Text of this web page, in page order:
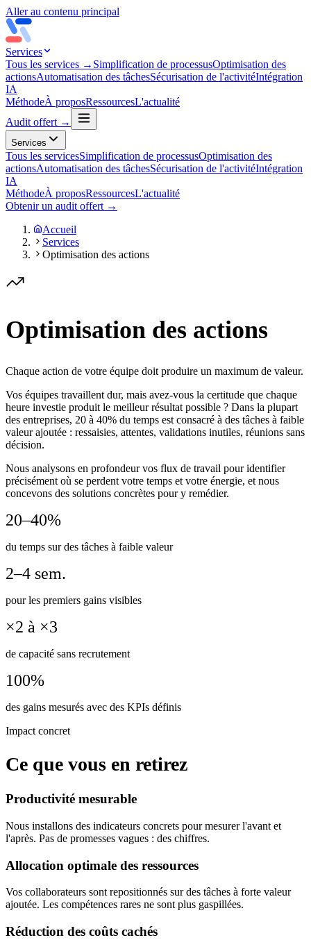
Aller au contenu principal
Services
Tous les services → Simplification de processusOptimisation des
actionsAutomatisation des tâchesSécurisation de l'activitéIntégration
IA
MéthodeÀ proposRessourcesL'actualité
Audit offert →
Services
Tous les servicesSimplification de processusOptimisation des
actionsAutomatisation des tâchesSécurisation de l'activitéIntégration
IA
MéthodeÀ proposRessourcesL'actualité
Obtenir un audit offert →
Accueil
Services
Optimisation des actions
Optimisation des actions
Chaque action de votre équipe doit produire un maximum de valeur.
Vos équipes travaillent dur, mais avez-vous la certitude que chaque
heure investie produit le meilleur résultat possible ? Dans la plupart
des entreprises, 20 à 40% du temps est consacré à des tâches à faible
valeur ajoutée : ressaisies, attentes, validations inutiles, réunions sans
décision.
Nous analysons en profondeur vos flux de travail pour identifier
précisément où se perdent votre temps et votre énergie, et nous
concevons des solutions concrètes pour y remédier.
20–40%
du temps sur des tâches à faible valeur
2–4 sem.
pour les premiers gains visibles
×2 à ×3
de capacité sans recrutement
100%
des gains mesurés avec des KPIs définis
Impact concret
Ce que vous en retirez
Productivité mesurable
Nous installons des indicateurs concrets pour mesurer l'avant et
l'après. Pas de promesses vagues : des chiffres.
Allocation optimale des ressources
Vos collaborateurs sont repositionnés sur des tâches à forte valeur
ajoutée. Les compétences rares ne sont plus gaspillées.
Réduction des coûts cachés